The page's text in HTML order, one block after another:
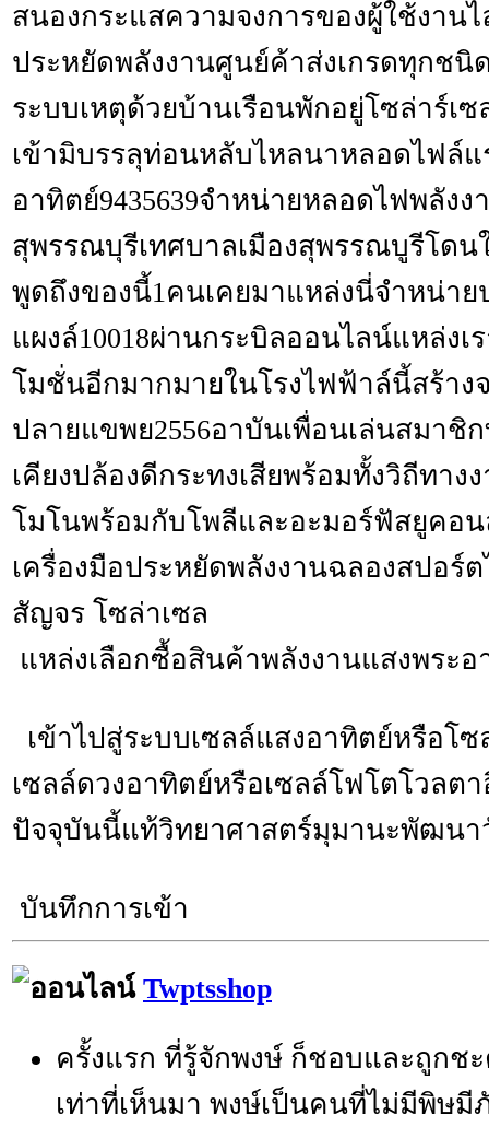
สนองกระแสความจงการของผู้ใช้งาน
ประหยัดพลังงานศูนย์ค้าส่งเกรดทุกช
ระบบเหตุด้วยบ้านเรือนพักอยู่โซล่าร์เ
เข้ามิบรรลุท่อนหลับไหลนาหลอดไฟล์แ
อาทิตย์9435639จำหน่ายหลอดไฟพลัง
สุพรรณบุรีเทศบาลเมืองสุพรรณบูรีโดน
พูดถึงของนี้1คนเคยมาแหล่งนี่จำหน่า
แผงล์10018ผ่านกระบิลออนไลน์แหล่ง
โมชั่นอีกมากมายในโรงไฟฟ้าล์นี้สร้าง
ปลายแขพย2556อาบันเพื่อนเล่นสมาชิ
เคียงปล้องดีกระทงเสียพร้อมทั้งวิถีทาง
โมโนพร้อมกับโพลีและอะมอร์ฟัสยูคอน
เครื่องมือประหยัดพลังงานฉลองสปอร์
สัญจร โซล่าเซล
แหล่งเลือกซื้อสินค้าพลังงานแสงพระอ
เข้าไปสู่ระบบเซลล์แสงอาทิตย์หรือโ
เซลล์ดวงอาทิตย์หรือเซลล์โฟโตโวลตา
ปัจจุบันนี้แท้วิทยาศาสตร์มุมานะพัฒนา
บันทึกการเข้า
Twptsshop
ครั้งแรก ที่รู้จักพงษ์ ก็ชอบและถูกช
เท่าที่เห็นมา พงษ์เป็นคนที่ไม่มีพิษมี